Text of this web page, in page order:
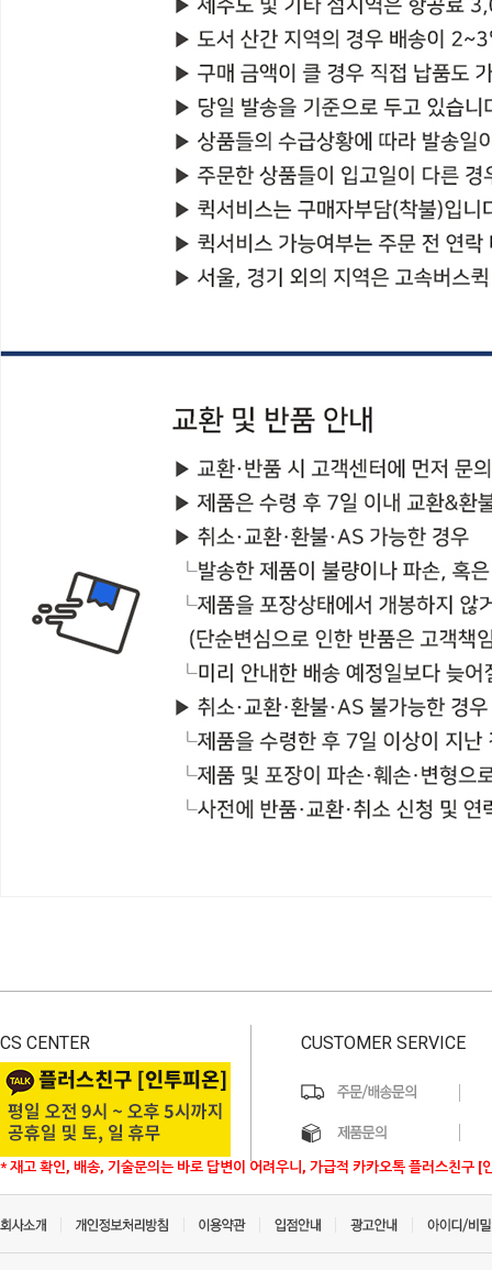
CS CENTER
* 재고 확인, 배송, 기술문의는 바로 답변이 어려우니, 가급적 카카오톡 플러스친구 [
CUSTOMER SERVICE